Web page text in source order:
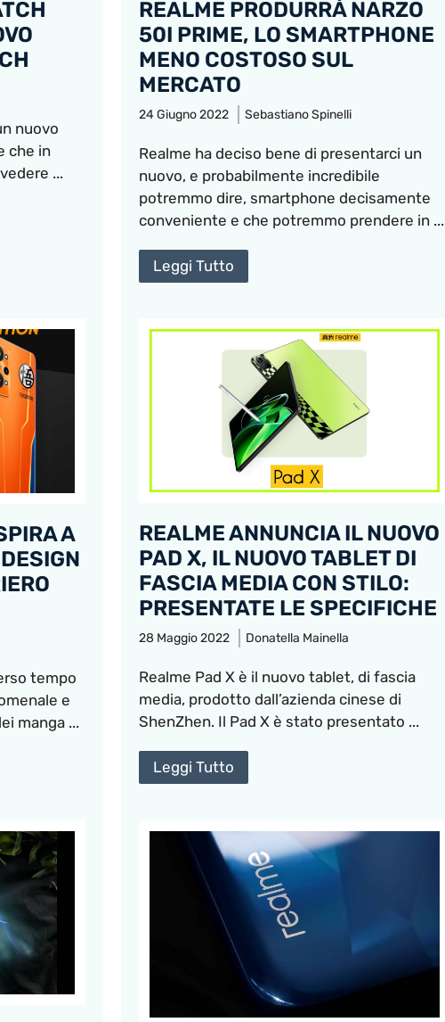
nuovo
che in
...
REALME PRODURRÀ NARZO
50I PRIME, LO SMARTPHONE
MENO COSTOSO SUL
MERCATO
24 Giugno 2022 Sebastiano Spinelli
Realme ha deciso bene di presentarci un
nuovo, e probabilmente incredibile
potremmo dire, smartphone decisamente
conveniente e che potremmo prendere in ...
Leggi Tutto
A
tempo
e
manga ...
REALME ANNUNCIA IL NUOVO
PAD X, IL NUOVO TABLET DI
FASCIA MEDIA CON STILO:
PRESENTATE LE SPECIFICHE
28 Maggio 2022 Donatella Mainella
Realme Pad X è il nuovo tablet, di fascia
media, prodotto dall’azienda cinese di
ShenZhen. Il Pad X è stato presentato ...
Leggi Tutto